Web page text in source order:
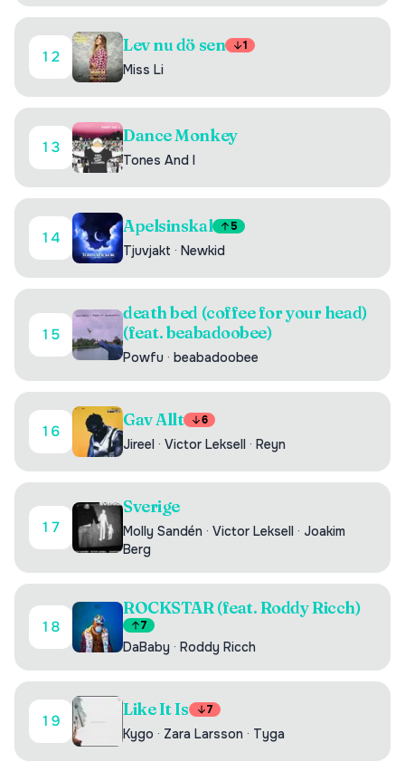
12
Lev nu dö sen 1
Miss Li
13
Dance Monkey
Tones And I
14
Apelsinskal 5
Tjuvjakt · Newkid
15
death bed (coffee for your head)
(feat. beabadoobee)
Powfu · beabadoobee
16
Gav Allt 6
Jireel · Victor Leksell · Reyn
17
Sverige
Molly Sandén · Victor Leksell · Joakim
Berg
18
ROCKSTAR (feat. Roddy Ricch)
7
DaBaby · Roddy Ricch
19
Like It Is 7
Kygo · Zara Larsson · Tyga